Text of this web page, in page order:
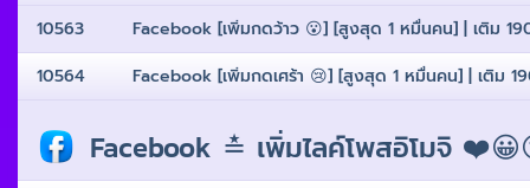
10563
Facebook [เพิ่มกดว้าว 😮] [สูงสุด 1 หมื่นคน] | เติม
10564
Facebook [เพิ่มกดเศร้า 😢] [สูงสุด 1 หมื่นคน] | เติม
Facebook ≛ เพิ่มไลค์โพสอิโมจิ